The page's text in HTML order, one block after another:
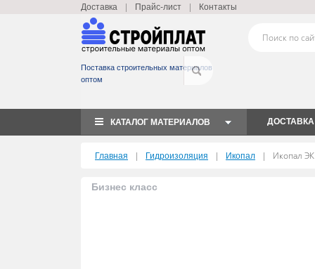
Доставка | Прайс-лист | Контакты
Поставка строительных материалов
оптом
КАТАЛОГ МАТЕРИАЛОВ ДОСТАВКА
Главная | Гидроизоляция | Икопал | Икопал
Бизнес класс